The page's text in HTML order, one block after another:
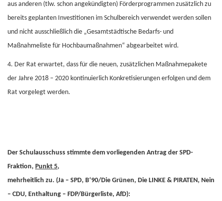
aus anderen (tlw. schon angekündigten) Förderprogrammen zusätzlich zu
bereits geplanten Investitionen im Schulbereich verwendet werden sollen
und nicht ausschließlich die „Gesamtstädtische Bedarfs- und
Maßnahmeliste für Hochbaumaßnahmen“ abgearbeitet wird.
4. Der Rat erwartet, dass für die neuen, zusätzlichen Maßnahmepakete
der Jahre 2018 – 2020 kontinuierlich Konkretisierungen erfolgen und dem
Rat vorgelegt werden.
Der Schulausschuss stimmte dem vorliegenden Antrag der SPD-
Fraktion, Punkt 5,
mehrheitlich zu. (Ja – SPD, B‘90/Die Grünen, Die LINKE & PIRATEN, Nein
– CDU, Enthaltung – FDP/Bürgerliste, AfD):